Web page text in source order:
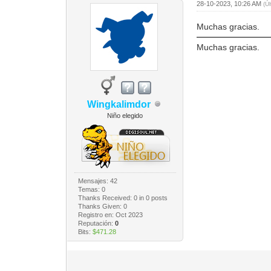
Wingkalimdor
Niño elegido
Mensajes: 42
Temas: 0
Thanks Received: 0in 0 posts
Thanks Given: 0
Registro en: Oct 2023
Reputación: 0
Bits: $471.28
28-10-2023, 10:26 AM
Muchas gracias.
Muchas gracias.